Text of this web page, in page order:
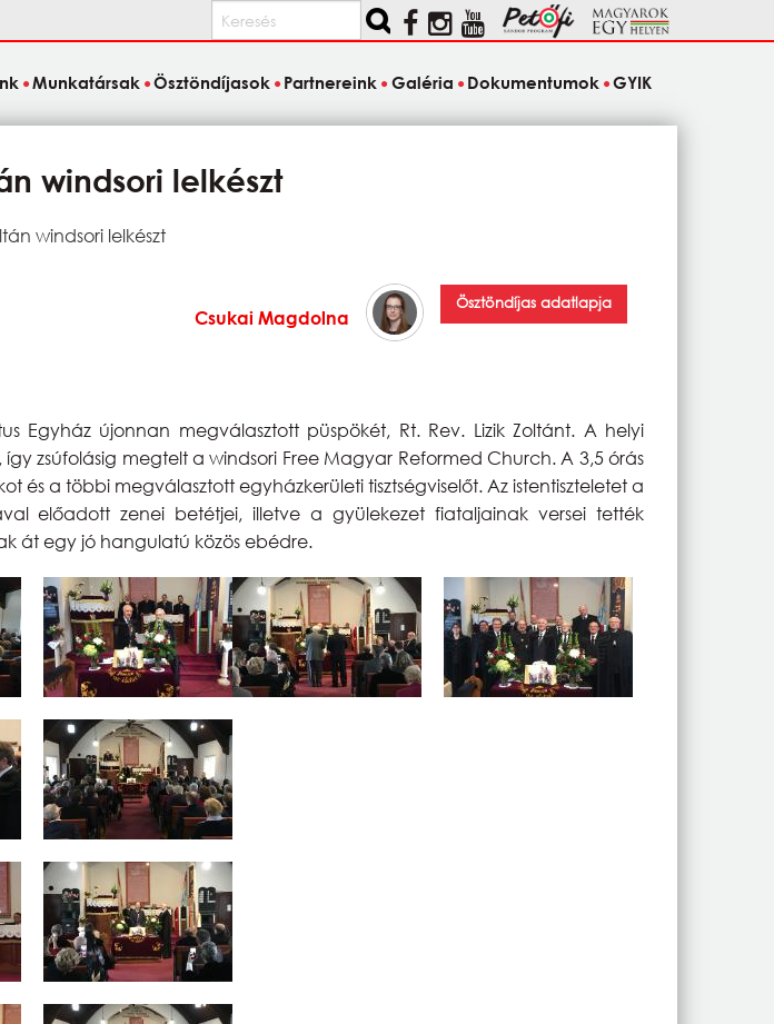
Keresés
Munkatársak Ösztöndíjasok Partnereink Galéria Dokumentumok GYIK
windsori lelkészt
windsori lelkészt
Csukai Magdolna
Ösztöndíjas adatlapja
Egyház újonnan megválasztott püspökét, Rt. Rev. Lizik Zoltánt. A helyi
zsúfolásig megtelt a windsori Free Magyar Reformed Church. A 3,5 órás
a többi megválasztott egyházkerületi tisztségviselőt. Az istentiszteletet a
előadott zenei betétjei, illetve a gyülekezet fiataljainak versei tették
át egy jó hangulatú közös ebédre.